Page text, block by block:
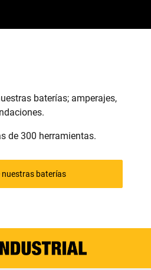
baterías; amperajes,
de 300 herramientas.
nuestras baterías